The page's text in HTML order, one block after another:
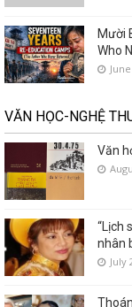
Mười
Who
VĂN HỌC-NGHỆ
Văn
“Lịch
nhân
July